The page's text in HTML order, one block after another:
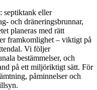
septiktank eller
och dräneringsbrunnar,
planeras med rätt
framkomlighet – viktigt på
Vi följer
bestämmelser, och
på ett miljöriktigt sätt. För
påminnelser och